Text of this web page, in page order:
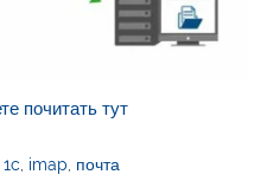
почитать тут
1c imap почта